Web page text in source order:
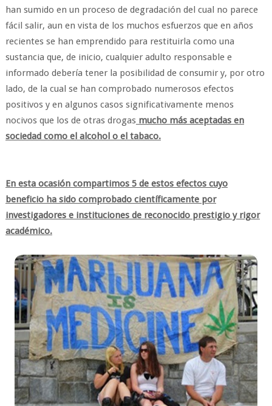
han sumido en un proceso de degradación del cual no parece
fácil salir, aun en vista de los muchos esfuerzos que en años
recientes se han emprendido para restituirla como una
sustancia que, de inicio, cualquier adulto responsable e
informado debería tener la posibilidad de consumir y, por otro
lado, de la cual se han comprobado numerosos efectos
positivos y en algunos casos significativamente menos
nocivos que los de otras drogasmucho más aceptadas en
sociedad como el alcohol o el tabaco.
En esta ocasión compartimos 5 de estos efectos cuyo
beneficio ha sido comprobado científicamente por
investigadores e instituciones de reconocido prestigio y rigor
académico.